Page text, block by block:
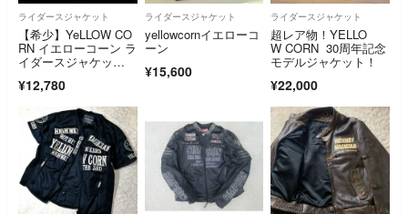
ライダースジャケット
【希少】YeLLOW CO
RN イエローコーン ラ
イダースジャケッ
¥12,780
ライダースジャケット
yellowcornイエローコ
ーン
¥15,600
ライダースジャケット
超レア物！YELLO
W CORN 30周年記念
モデルジャケット！
¥22,000